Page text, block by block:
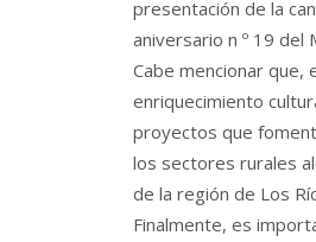
presentación de la
aniversario n º 19 del
Cabe mencionar que,
enriquecimiento
proyectos que
los sectores rurales
de la región de Los
Finalmente, es